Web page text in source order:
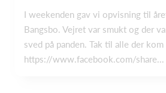
I weekenden gav vi opvisning til
Bangsbo. Vejret var smukt og der
sved på panden. Tak til alle der
https://www.facebook.com/share...